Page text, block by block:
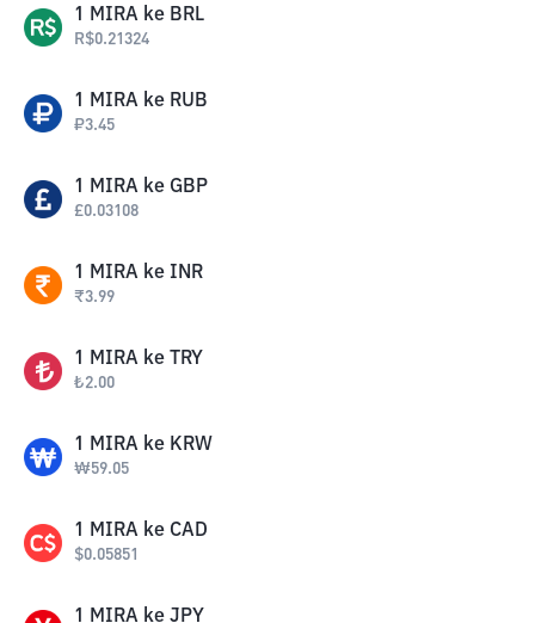
1 MIRA ke BRL
R$0.21324
1 MIRA ke RUB
₽3.45
1 MIRA ke GBP
£0.03108
1 MIRA ke INR
₹3.99
1 MIRA ke TRY
₺2.00
1 MIRA ke KRW
₩59.05
1 MIRA ke CAD
$0.05851
1 MIRA ke JPY